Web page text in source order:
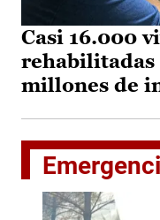
Casi 16.000
rehabilitadas
millones de